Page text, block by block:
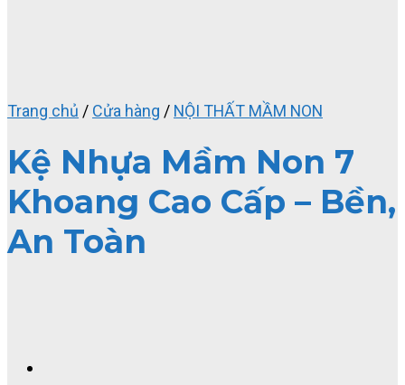
Trang chủ / Cửa hàng / NỘI THẤT MẦM NON
Kệ Nhựa Mầm Non 7
Khoang Cao Cấp – Bền,
An Toàn